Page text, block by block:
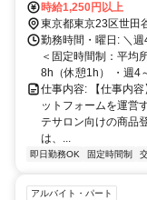
り）
時給1,250円以上
東京都東京23区世田
勤務時間・曜日: ＼
＜固定時間制：平均
8h（休憩1h） ・週4
仕事内容: 【仕事内
ットフォームを運営
テサロン向けの商品
は、...
即日勤務OK 固定時間制
アルバイト・パート